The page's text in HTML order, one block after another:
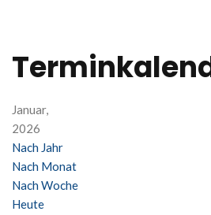
Januar,
2026
Nach Jahr
Nach Monat
Nach Woche
Heute